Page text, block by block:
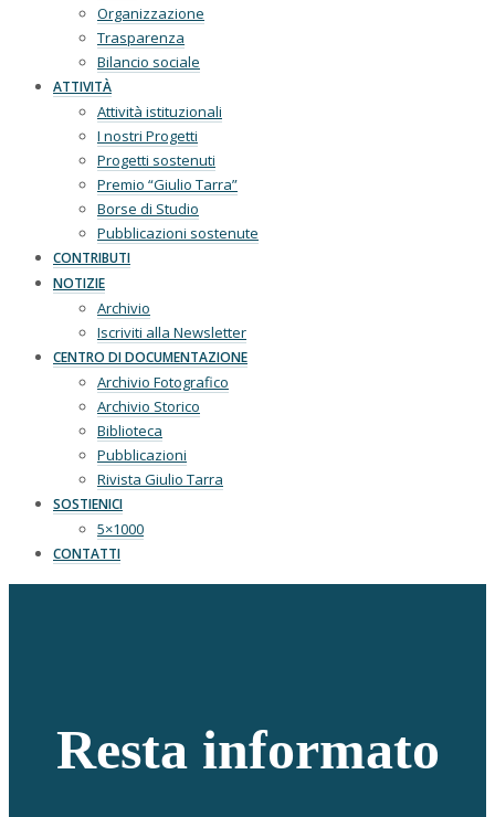
Organizzazione
Trasparenza
Bilancio sociale
ATTIVITÀ
Attività istituzionali
I nostri Progetti
Progetti sostenuti
Premio “Giulio Tarra”
Borse di Studio
Pubblicazioni sostenute
CONTRIBUTI
NOTIZIE
Archivio
Iscriviti alla Newsletter
CENTRO DI DOCUMENTAZIONE
Archivio Fotografico
Archivio Storico
Biblioteca
Pubblicazioni
Rivista Giulio Tarra
SOSTIENICI
5×1000
CONTATTI
Resta informato